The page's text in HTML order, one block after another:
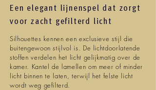
Een elegant lijnenspel dat zorgt
voor zacht gefilterd licht
Silhouettes kennen een exclusieve stijl die
buitengewoon stijlvol is. De lichtdoorlatende
stoffen verdelen het licht gelijkmatig over de
kamer. Kantel de lamellen om meer of minder
licht binnen te laten, terwijl het felste licht
wordt weg gefilterd.